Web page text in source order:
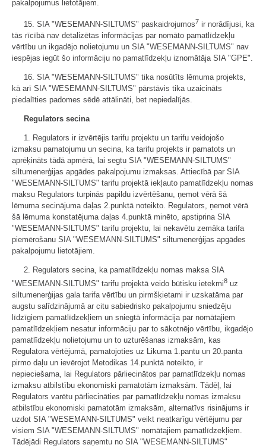
pakalpojumus lietotājiem.
15. SIA "WESEMANN-SILTUMS" paskaidrojumos7 ir norādījusi, ka
tās rīcībā nav detalizētas informācijas par nomāto pamatlīdzekļu
vērtību un ikgadējo nolietojumu un SIA "WESEMANN-SILTUMS" nav
iespējas iegūt šo informāciju no pamatlīdzekļu iznomātāja SIA "GPE".
16. SIA "WESEMANN-SILTUMS" tika nosūtīts lēmuma projekts,
kā arī SIA "WESEMANN-SILTUMS" pārstāvis tika uzaicināts
piedalīties padomes sēdē attālināti, bet nepiedalījās.
Regulators secina
1. Regulators ir izvērtējis tarifu projektu un tarifu veidojošo
izmaksu pamatojumu un secina, ka tarifu projekts ir pamatots un
aprēķināts tādā apmērā, lai segtu SIA "WESEMANN-SILTUMS"
siltumenerģijas apgādes pakalpojumu izmaksas. Attiecībā par SIA
"WESEMANN-SILTUMS" tarifu projektā iekļauto pamatlīdzekļu nomas
maksu Regulators turpinās papildu izvērtēšanu, ņemot vērā šā
lēmuma secinājuma daļas 2.punktā noteikto. Regulators, ņemot vērā
šā lēmuma konstatējuma daļas 4.punktā minēto, apstiprina SIA
"WESEMANN-SILTUMS" tarifu projektu, lai nekavētu zemāka tarifa
piemērošanu SIA "WESEMANN-SILTUMS" siltumenerģijas apgādes
pakalpojumu lietotājiem.
2. Regulators secina, ka pamatlīdzekļu nomas maksa SIA
"WESEMANN-SILTUMS" tarifu projektā veido būtisku ietekmi8 uz
siltumenerģijas gala tarifa vērtību un pirmšķietami ir uzskatāma par
augstu salīdzinājumā ar citu sabiedrisko pakalpojumu sniedzēju
līdzīgiem pamatlīdzekļiem un sniegtā informācija par nomātajiem
pamatlīdzekļiem nesatur informāciju par to sākotnējo vērtību, ikgadējo
pamatlīdzekļu nolietojumu un to uzturēšanas izmaksām, kas
Regulatora vērtējumā, pamatojoties uz Likuma 1.pantu un 20.panta
pirmo daļu un ievērojot Metodikas 14.punktā noteikto, ir
nepieciešama, lai Regulators pārliecinātos par pamatlīdzekļu nomas
izmaksu atbilstību ekonomiski pamatotām izmaksām. Tādēļ, lai
Regulators varētu pārliecināties par pamatlīdzekļu nomas izmaksu
atbilstību ekonomiski pamatotām izmaksām, alternatīvs risinājums ir
uzdot SIA "WESEMANN-SILTUMS" veikt neatkarīgu vērtējumu par
visiem SIA "WESEMANN-SILTUMS" nomātajiem pamatlīdzekļiem.
Tādējādi Regulators saņemtu no SIA "WESEMANN-SILTUMS"